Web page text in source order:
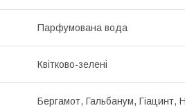
Парфумована вода
Квітково-зелені
Бергамот, Гальбанум, Гіацинт,